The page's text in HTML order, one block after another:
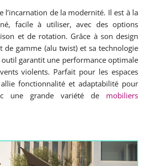
l’incarnation de la modernité. Il est à la
facile à utiliser, avec des options
et de rotation. Grâce à son design
de gamme (alu twist) et sa technologie
garantit une performance optimale
violents. Parfait pour les espaces
fonctionnalité et adaptabilité pour
une grande variété de mobiliers